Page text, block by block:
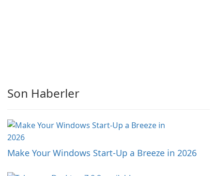
Son Haberler
Make Your Windows Start-Up a Breeze in 2026